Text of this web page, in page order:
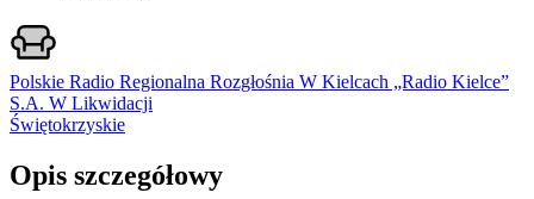
Polskie Radio Regionalna Rozgłośnia W Kielcach „Radio Kielce”
S.A. W Likwidacji
Świętokrzyskie
Opis szczegółowy